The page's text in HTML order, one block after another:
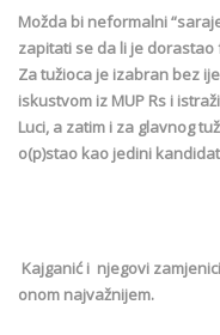
Možda bi neformalni
zapitati se da li je dorastao
Za tužioca je izabran bez
iskustvom iz MUP Rs i
Luci, a zatim i za glavnog
o(p)stao kao jedini
Kajganić i njegovi
onom najvažnijem.